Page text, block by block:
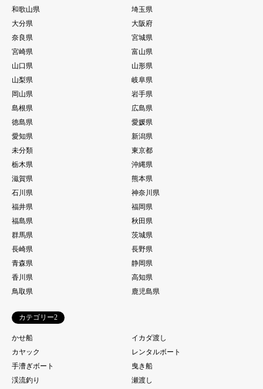
和歌山県
埼玉県
大分県
大阪府
奈良県
宮城県
宮崎県
富山県
山口県
山形県
山梨県
岐阜県
岡山県
岩手県
島根県
広島県
徳島県
愛媛県
愛知県
新潟県
未分類
東京都
栃木県
沖縄県
滋賀県
熊本県
石川県
神奈川県
福井県
福岡県
福島県
秋田県
群馬県
茨城県
長崎県
長野県
青森県
静岡県
香川県
高知県
鳥取県
鹿児島県
カテゴリー2
かせ船
イカダ渡し
カヤック
レンタルボート
手漕ぎボート
曳き船
渓流釣り
瀬渡し